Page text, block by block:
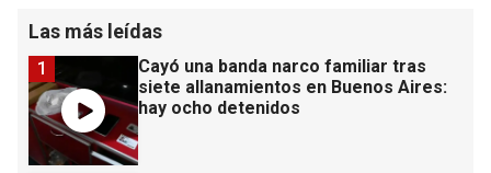
Las más leídas
Cayó una banda narco familiar tras
siete allanamientos en Buenos Aires:
hay ocho detenidos
1